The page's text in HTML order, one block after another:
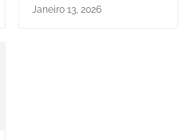
Janeiro 13, 2026